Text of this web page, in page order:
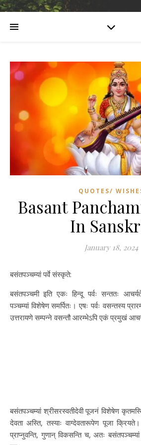
QUOTES/
Basant
In
January 18, 2024
बसंतपञ्चम्यां पर्वे संस्कृते:
बसंतपञ्चमी इति एकः हिन्दू पर्वः सन्ततः
पञ्चम्यां विशेषेण समर्पितः। एषः पर्वः वसन्तस्य
उत्तरायणे सम्पन्ने वसन्तौ आरम्भेऽपि एकं प्रमुखं
बसंतपञ्चम्यां श्रीसरस्वतीदेवी पूजनं विशेषेण
देवता अस्ति, तस्याः वाग्देवतारूपेण पूजा क्रियते।
प्राप्नुवन्ति, गुणान् विकसन्ति च, अतः बसंतपञ्चम्यां